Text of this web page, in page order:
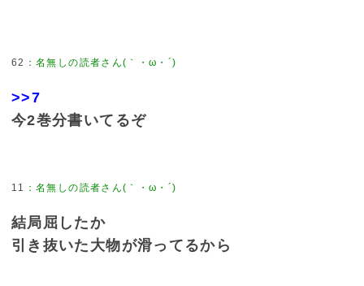
62 ：名無しの読者さん(｀・ω・´)
>>7
今2巻分書いてるぞ
11 ：名無しの読者さん(｀・ω・´)
結局屈したか
引き抜いた大物が滑ってるから